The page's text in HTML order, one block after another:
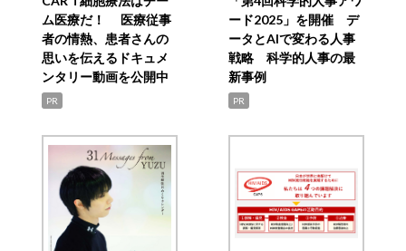
ム医療だ！ 医療従事
者の情熱、患者さんの
思いを伝えるドキュメ
ンタリー動画を公開中
PR
ード2025」を開催 デ
ータとAIで変わる人事
戦略 科学的人事の最
新事例
PR